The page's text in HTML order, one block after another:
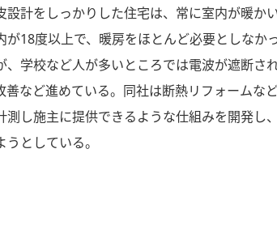
計をしっかりした住宅は、常に室内が暖か
18度以上で、暖房をほとんど必要としなかっ
学校など人が多いところでは電波が遮断さ
など進めている。同社は断熱リフォームな
し施主に提供できるような仕組みを開発し
としている。